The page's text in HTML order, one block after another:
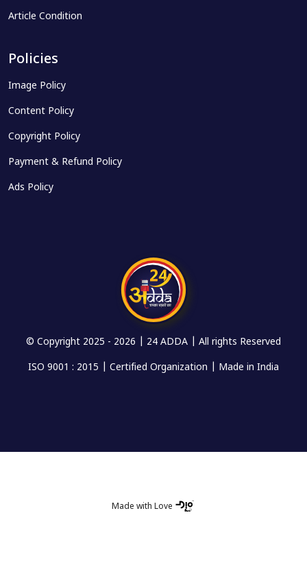
Article Condition
Policies
Image Policy
Content Policy
Copyright Policy
Payment & Refund Policy
Ads Policy
© Copyright 2025 - 2026 | 24 ADDA | All rights Reserved
ISO 9001 : 2015 | Certified Organization | Made in India
Made with Love